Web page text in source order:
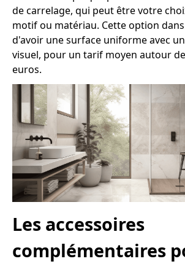
de carrelage, qui peut être votre
motif ou matériau. Cette option
d'avoir une surface uniforme avec
visuel, pour un tarif moyen autour
euros.
Les accessoires
complémentaires